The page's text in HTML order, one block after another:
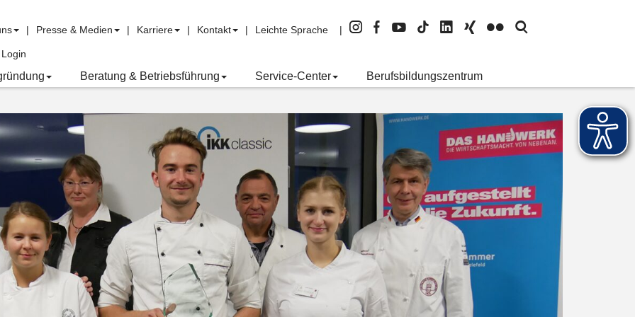
Presse & Medien Karriere Kontakt Leichte Sprache InstagramFacebookYouTube
TikTok LinkedIn
Xing Flickr
Login
Beratung & Betriebsführung Service-Center Berufsbildungszentrum